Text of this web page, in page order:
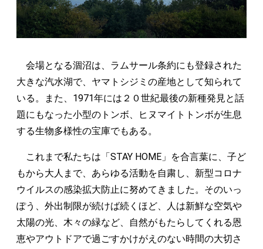
会場となる涸沼は、ラムサール条約にも登録された
大きな汽水湖で、ヤマトシジミの産地として知られて
いる。また、1971年には２０世紀最後の新種発見と話
題にもなった小型のトンボ、ヒヌマイトトンボが生息
する生物多様性の宝庫でもある。
これまで私たちは「STAY HOME」を合言葉に、子ど
もから大人まで、あらゆる活動を自粛し、新型コロナ
ウイルスの感染拡大防止に努めてきました。そのいっ
ぽう、外出制限が続けば続くほど、人は新鮮な空気や
太陽の光、木々の緑など、自然がもたらしてくれる恩
恵やアウトドアで過ごすかけがえのない時間の大切さ